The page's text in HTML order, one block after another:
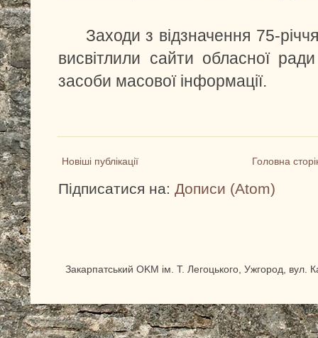
Заходи з відзначення 75-
висвітлили сайти обласної
засоби масової інформації.
Новіші публікації Головна
Підписатися на:Дописи (Atom)
Закарпатський OKM ім. Т. Легоцького, Ужгород,